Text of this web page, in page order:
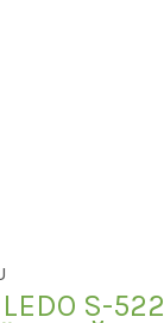
S-522